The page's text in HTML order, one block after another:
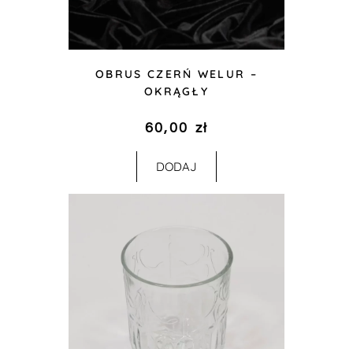
OBRUS CZERŃ WELUR –
OKRĄGŁY
60,00 zł
DODAJ